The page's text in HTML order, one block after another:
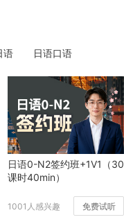
语 日语口语
日语0-N2签约班+1V1（30
课时40min）
1001人感兴趣 免费试听